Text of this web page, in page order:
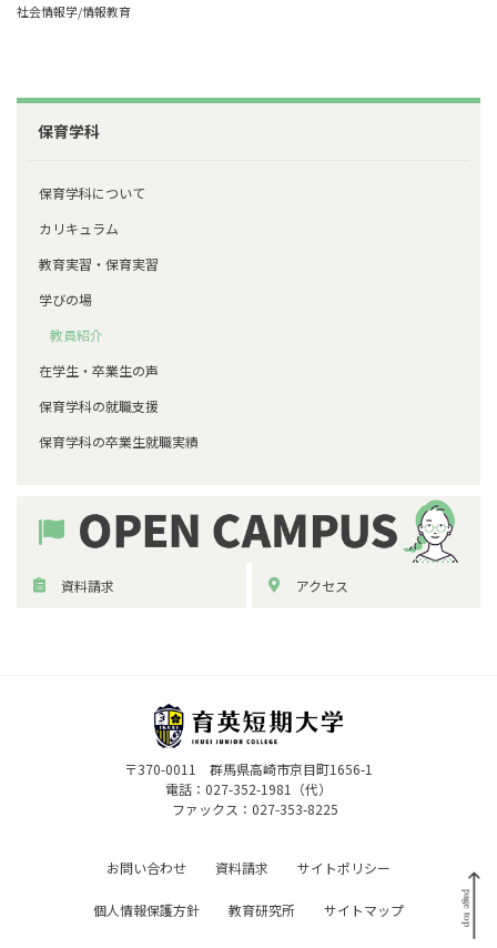
社会情報学/情報教育
保育学科
保育学科について
カリキュラム
教育実習・保育実習
学びの場
教員紹介
在学生・卒業生の声
保育学科の就職支援
保育学科の卒業生就職実績
資料請求 アクセス
〒370-0011 群馬県高崎市京目町1656-1
電話： 027-352-1981（代）
ファックス：027-353-8225
お問い合わせ 資料請求 サイトポリシー
個人情報保護方針 教育研究所 サイトマップ